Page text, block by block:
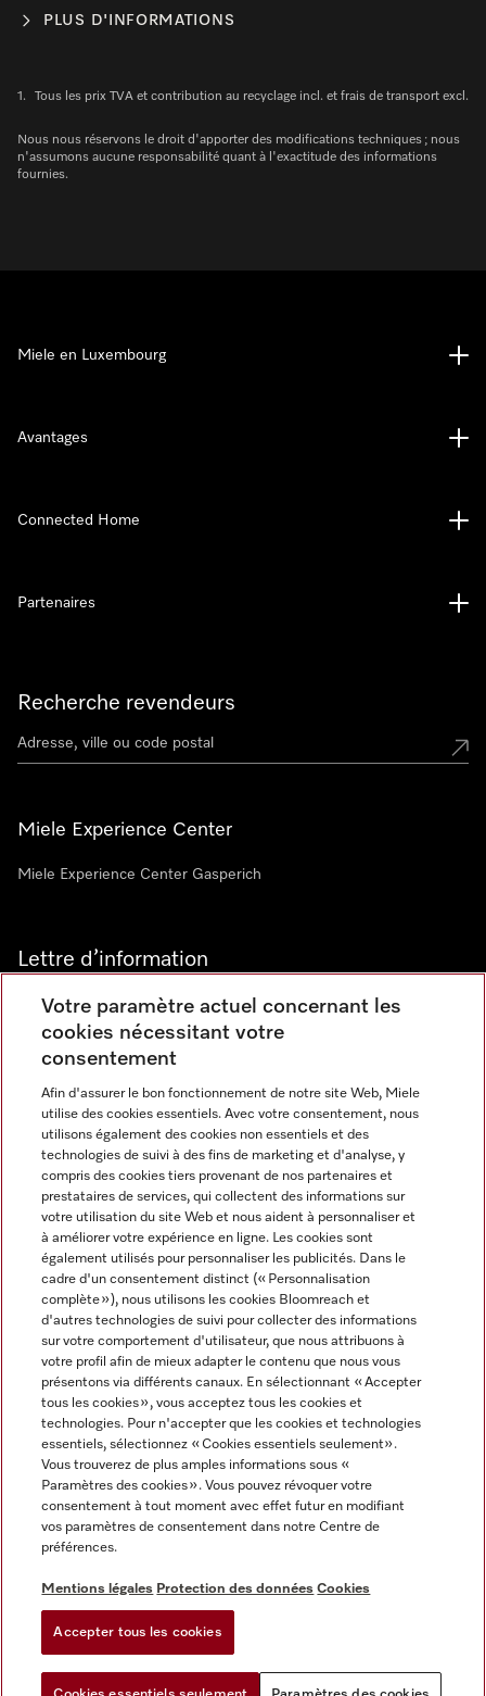
PLUS D'INFORMATIONS
1. Tous les prix TVA et contribution au recyclage incl. et frais de transport excl.
Nous nous réservons le droit d'apporter des modifications techniques ; nous
n'assumons aucune responsabilité quant à l'exactitude des informations
fournies.
Recherche revendeurs
Miele Experience Center
Miele Experience Center Gasperich
Lettre d’information
Langue
FRANCAIS
Miele en Luxembourg
Avantages
Connected Home
Partenaires
Informations légales
CGV
Conditions d’utilisation
Déclaration d'accessibilité
Digital Services Act
Miele sur Instagram
Miele sur Youtube
Votre paramètre actuel concernant les
cookies nécessitant votre
consentement
Afin d'assurer le bon fonctionnement de notre site Web, Miele
utilise des cookies essentiels. Avec votre consentement, nous
utilisons également des cookies non essentiels et des
technologies de suivi à des fins de marketing et d'analyse, y
compris des cookies tiers provenant de nos partenaires et
prestataires de services, qui collectent des informations sur
votre utilisation du site Web et nous aident à personnaliser et
à améliorer votre expérience en ligne. Les cookies sont
également utilisés pour personnaliser les publicités. Dans le
cadre d'un consentement distinct (« Personnalisation
complète »), nous utilisons les cookies Bloomreach et
d'autres technologies de suivi pour collecter des informations
sur votre comportement d'utilisateur, que nous attribuons à
votre profil afin de mieux adapter le contenu que nous vous
présentons via différents canaux. En sélectionnant « Accepter
tous les cookies », vous acceptez tous les cookies et
technologies. Pour n'accepter que les cookies et technologies
essentiels, sélectionnez « Cookies essentiels seulement».
Vous trouverez de plus amples informations sous «
Paramètres des cookies ». Vous pouvez révoquer votre
consentement à tout moment avec effet futur en modifiant
vos paramètres de consentement dans notre Centre de
préférences.
Mentions légales Protection des données Cookies
Accepter tous les cookies